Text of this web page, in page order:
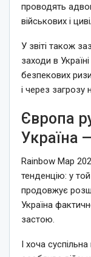
проводять
військових і
У звіті також
заходи в
безпекових
і через загрозу
Європа
Україна
Rainbow Map
тенденцію: у
продовжує
Україна
застою.
І хоча